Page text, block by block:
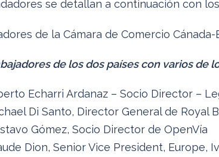
se detallan a continuación con
de los dos países con varios de
Echarri Ardanaz – Socio Director –
Di Santo, Director General de Royal
Gómez, Socio Director de OpenVía
Dion, Senior Vice President, Europe,